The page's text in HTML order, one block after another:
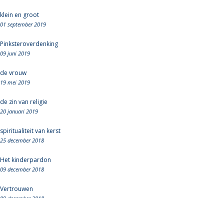
klein en groot
01 september 2019
Pinksteroverdenking
09 juni 2019
de vrouw
19 mei 2019
de zin van religie
20 januari 2019
spiritualiteit van kerst
25 december 2018
Het kinderpardon
09 december 2018
Vertrouwen